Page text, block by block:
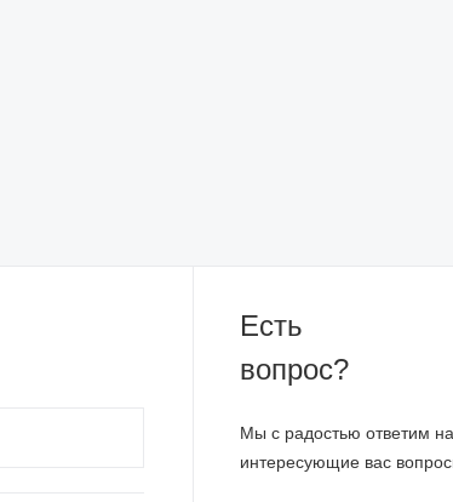
Есть
вопрос?
Мы с радостью ответим
интересующие вас